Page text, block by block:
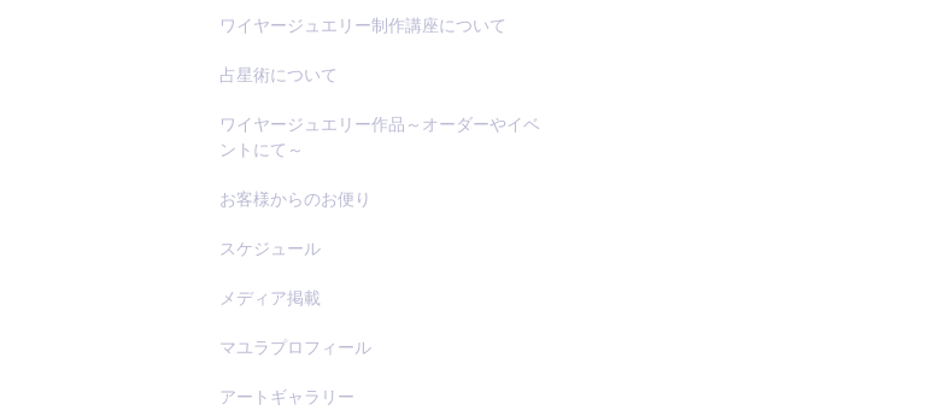
ワイヤージュエリー制作講座について
占星術について
ワイヤージュエリー作品～オーダーやイベ
ントにて～
お客様からのお便り
スケジュール
メディア掲載
マユラプロフィール
アートギャラリー